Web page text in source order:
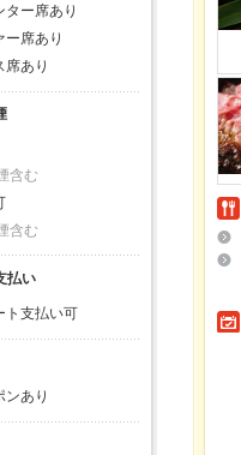
ター席あり
ー席あり
席あり
含む
含む
払い
ト支払い可
ンあり